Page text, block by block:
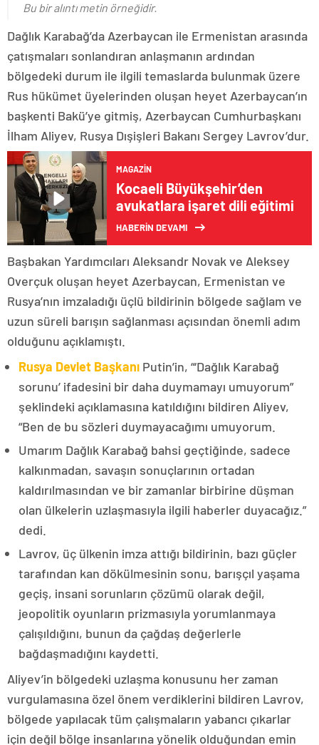
Bu bir alıntı metin örneğidir.
Dağlık Karabağ’da Azerbaycan ile Ermenistan arasında
çatışmaları sonlandıran anlaşmanın ardından
bölgedeki durum ile ilgili temaslarda bulunmak üzere
Rus hükümet üyelerinden oluşan heyet Azerbaycan’ın
başkenti Bakü’ye gitmiş, Azerbaycan Cumhurbaşkanı
İlham Aliyev, Rusya Dışişleri Bakanı Sergey Lavrov’dur.
MAGAZIN
Kocaeli Büyükşehir’den
avukatlara işaret dili eğitimi
HABERİN DEVAMI
Başbakan Yardımcıları Aleksandr Novak ve Aleksey
Overçuk oluşan heyet Azerbaycan, Ermenistan ve
Rusya’nın imzaladığı üçlü bildirinin bölgede sağlam ve
uzun süreli barışın sağlanması açısından önemli adım
olduğunu açıklamıştı.
Rusya Devlet Başkanı Putin’in, “‘Dağlık Karabağ
sorunu’ ifadesini bir daha duymamayı umuyorum”
şeklindeki açıklamasına katıldığını bildiren Aliyev,
“Ben de bu sözleri duymayacağımı umuyorum.
Umarım Dağlık Karabağ bahsi geçtiğinde, sadece
kalkınmadan, savaşın sonuçlarının ortadan
kaldırılmasından ve bir zamanlar birbirine düşman
olan ülkelerin uzlaşmasıyla ilgili haberler duyacağız.”
dedi.
Lavrov, üç ülkenin imza attığı bildirinin, bazı güçler
tarafından kan dökülmesinin sonu, barışçıl yaşama
geçiş, insani sorunların çözümü olarak değil,
jeopolitik oyunların prizmasıyla yorumlanmaya
çalışıldığını, bunun da çağdaş değerlerle
bağdaşmadığını kaydetti.
Aliyev’in bölgedeki uzlaşma konusunu her zaman
vurgulamasına özel önem verdiklerini bildiren Lavrov,
bölgede yapılacak tüm çalışmaların yabancı çıkarlar
için değil bölge insanlarına yönelik olduğundan emin